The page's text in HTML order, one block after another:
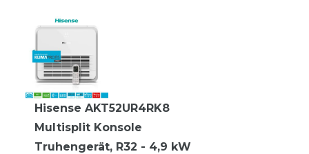
Hisense AKT52UR4RK8
Multisplit Konsole
Truhengerät, R32 - 4,9 kW